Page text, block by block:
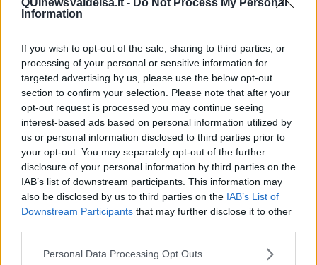
Information
If you wish to opt-out of the sale, sharing to third parties, or
processing of your personal or sensitive information for
targeted advertising by us, please use the below opt-out
section to confirm your selection. Please note that after your
opt-out request is processed you may continue seeing
interest-based ads based on personal information utilized by
us or personal information disclosed to third parties prior to
your opt-out. You may separately opt-out of the further
disclosure of your personal information by third parties on the
IAB’s list of downstream participants. This information may
also be disclosed by us to third parties on the IAB’s List of
Downstream Participants that may further disclose it to other
Personal Data Processing Opt Outs
25 aprile
. —25 aprile
La liberazione dalla dittatura fascista e dalla guerra è nata dal
sogno di uomini e donne che hanno saputo vedere oltre la notte del
loro presente ... fino allo spuntare dell’alba.
E hanno trasformato il sogno in rabbia e impegno.
Buon 25 aprile.
Don Armando Zappolini